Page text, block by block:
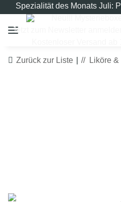
Spezialität des Monats Juli:
Jetzt zum Newsletter
Zurück zur Liste Liköre